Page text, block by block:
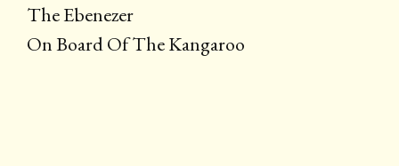
The Ebenezer
On Board Of The Kangaroo